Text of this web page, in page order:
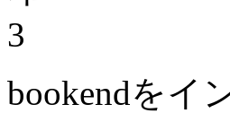
3
bookendをイ